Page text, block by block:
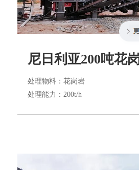
处理物料 ：花岗岩
处理能力 ：200t/h